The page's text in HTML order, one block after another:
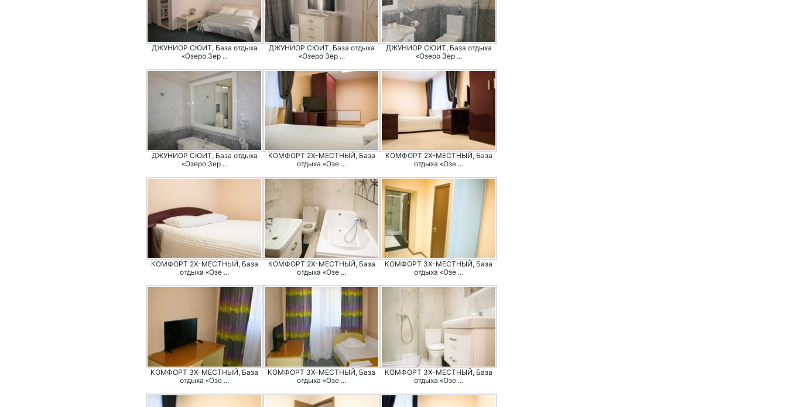
ДЖУНИОР СЮИТ, База отдыха
«Озеро Зер ...
ДЖУНИОР СЮИТ, База отдыха
«Озеро Зер ...
ДЖУНИОР СЮИТ, База отдыха
«Озеро Зер ...
ДЖУНИОР СЮИТ, База отдыха
«Озеро Зер ...
КОМФОРТ 2Х-МЕСТНЫЙ, База
отдыха «Озе ...
КОМФОРТ 2Х-МЕСТНЫЙ, База
отдыха «Озе ...
КОМФОРТ 2Х-МЕСТНЫЙ, База
отдыха «Озе ...
КОМФОРТ 2Х-МЕСТНЫЙ, База
отдыха «Озе ...
КОМФОРТ 3Х-МЕСТНЫЙ, База
отдыха «Озе ...
КОМФОРТ 3Х-МЕСТНЫЙ, База
отдыха «Озе ...
КОМФОРТ 3Х-МЕСТНЫЙ, База
отдыха «Озе ...
КОМФОРТ 3Х-МЕСТНЫЙ, База
отдыха «Озе ...